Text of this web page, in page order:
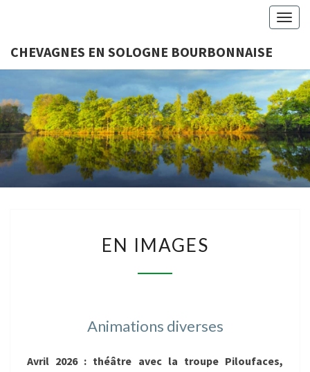
CHEVAGNES EN SOLOGNE BOURBONNAISE
Association
Loi 1901
IMAGES
EN IMAGES
Animations diverses
Avril 2026 : théâtre avec la troupe Piloufaces,